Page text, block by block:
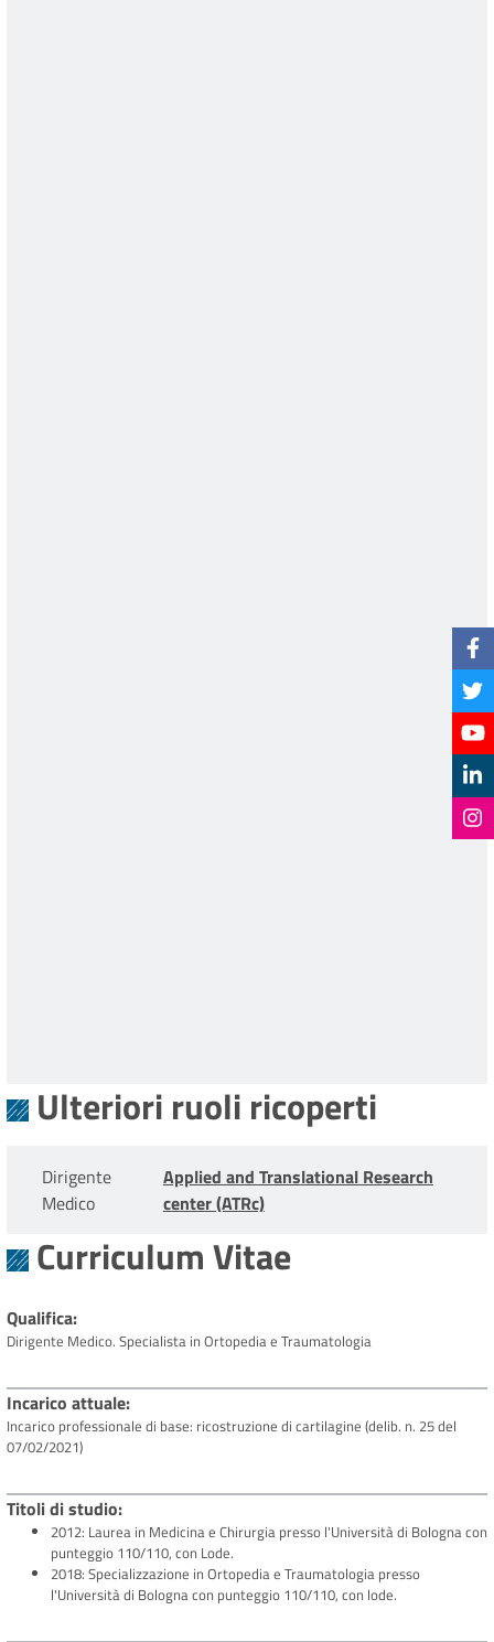
Ulteriori ruoli ricoperti
Dirigente
Medico
Applied and Translational Research
center (ATRc)
Curriculum Vitae
Qualifica
Dirigente Medico. Specialista in Ortopedia e Traumatologia
Incarico attuale
Incarico professionale di base: ricostruzione di cartilagine (delib. n. 25 del
07/02/2021)
Titoli di studio
2012: Laurea in Medicina e Chirurgia presso l'Università di Bologna con
punteggio 110/110, con Lode.
2018: Specializzazione in Ortopedia e Traumatologia presso
l'Università di Bologna con punteggio 110/110, con lode.